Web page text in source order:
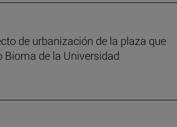
de urbanización de la plaza que
Bioma de la Universidad